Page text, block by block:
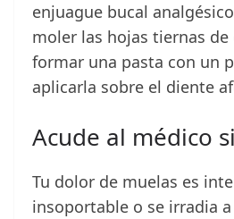
enjuague bucal
moler las hojas tiernas de
formar una pasta con un
aplicarla sobre el diente
Acude al médico si
Tu dolor de muelas es
insoportable o se irradia